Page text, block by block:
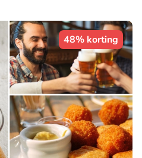
48% korting